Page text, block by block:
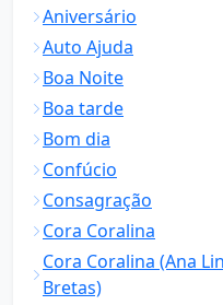
Aniversário
Auto Ajuda
Boa Noite
Boa tarde
Bom dia
Confúcio
Consagração
Cora Coralina
Cora Coralina (Ana
Bretas)